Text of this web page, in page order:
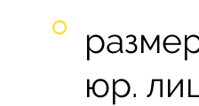
юр.